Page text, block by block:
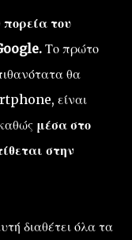
πορεία του
Το πρώτο
θα
είναι
μέσα στο
στην
διαθέτει όλα τα